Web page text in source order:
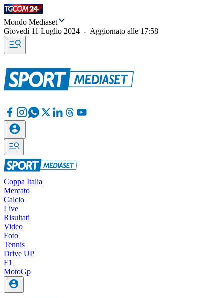
Mondo Mediaset
Giovedì 11 Luglio 2024 - Aggiornato alle 17:58
Coppa Italia
Mercato
Calcio
Live
Risultati
Video
Foto
Tennis
Drive UP
F1
MotoGp